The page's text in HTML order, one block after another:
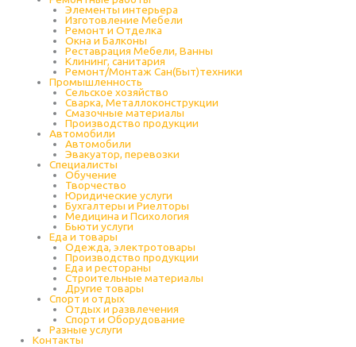
Элементы интерьера
Изготовление Мебели
Ремонт и Отделка
Окна и Балконы
Реставрация Мебели, Ванны
Клининг, санитария
Ремонт/Монтаж Сан(Быт)техники
Промышленность
Cельское хозяйство
Сварка, Металлоконструкции
Cмазочные материалы
Производство продукции
Автомобили
Автомобили
Эвакуатор, перевозки
Специалисты
Обучение
Творчество
Юридические услуги
Бухгалтеры и Риелторы
Медицина и Психология
Бьюти услуги
Еда и товары
Одежда, электротовары
Производство продукции
Еда и рестораны
Строительные материалы
Другие товары
Спорт и отдых
Отдых и развлечения
Спорт и Оборудование
Разные услуги
Контакты